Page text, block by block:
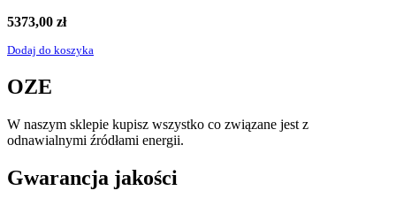
5373,00 zł
Dodaj do koszyka
OZE
W naszym sklepie kupisz wszystko co związane jest z
odnawialnymi źródłami energii.
Gwarancja jakości